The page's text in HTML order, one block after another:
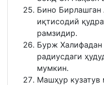
Бино Бирлашган
иқтисодий
рамзидир.
Бурж
радиусдаги
мумкин.
Машҳур кузатув